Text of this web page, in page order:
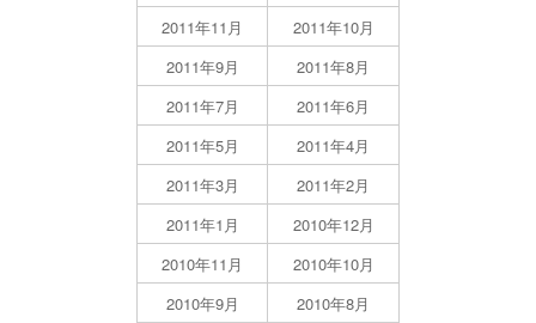
2011年11月
2011年10月
2011年9月
2011年8月
2011年7月
2011年6月
2011年5月
2011年4月
2011年3月
2011年2月
2011年1月
2010年12月
2010年11月
2010年10月
2010年9月
2010年8月